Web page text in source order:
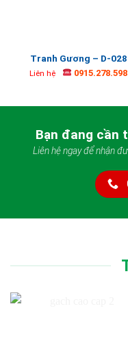
Tranh Gương – D-028
Liên hệ 0915.278.598
Bạn đang cần
Liên hệ ngay để nhận